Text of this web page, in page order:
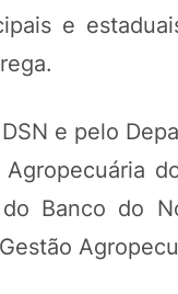
e
e pelo
Banco do